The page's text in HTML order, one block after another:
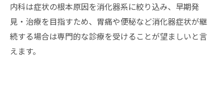
内科は症状の根本原因を消化器系に絞り込み、早期発
見・治療を目指すため、胃痛や便秘など消化器症状が継
続する場合は専門的な診療を受けることが望ましいと言
えます。